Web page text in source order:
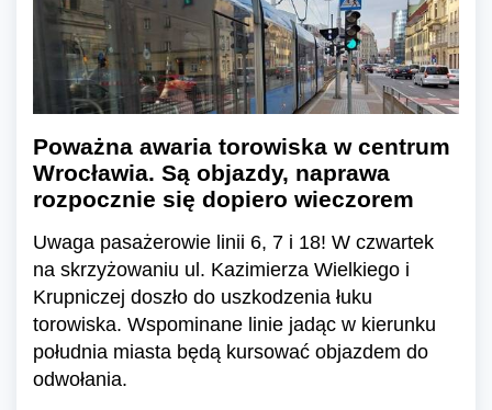
Poważna awaria torowiska w centrum
Wrocławia. Są objazdy, naprawa
rozpocznie się dopiero wieczorem
Uwaga pasażerowie linii 6, 7 i 18! W czwartek
na skrzyżowaniu ul. Kazimierza Wielkiego i
Krupniczej doszło do uszkodzenia łuku
torowiska. Wspominane linie jadąc w kierunku
południa miasta będą kursować objazdem do
odwołania.